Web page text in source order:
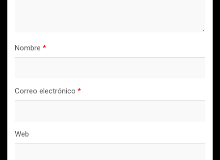
Nombre *
Correo electrónico *
Web